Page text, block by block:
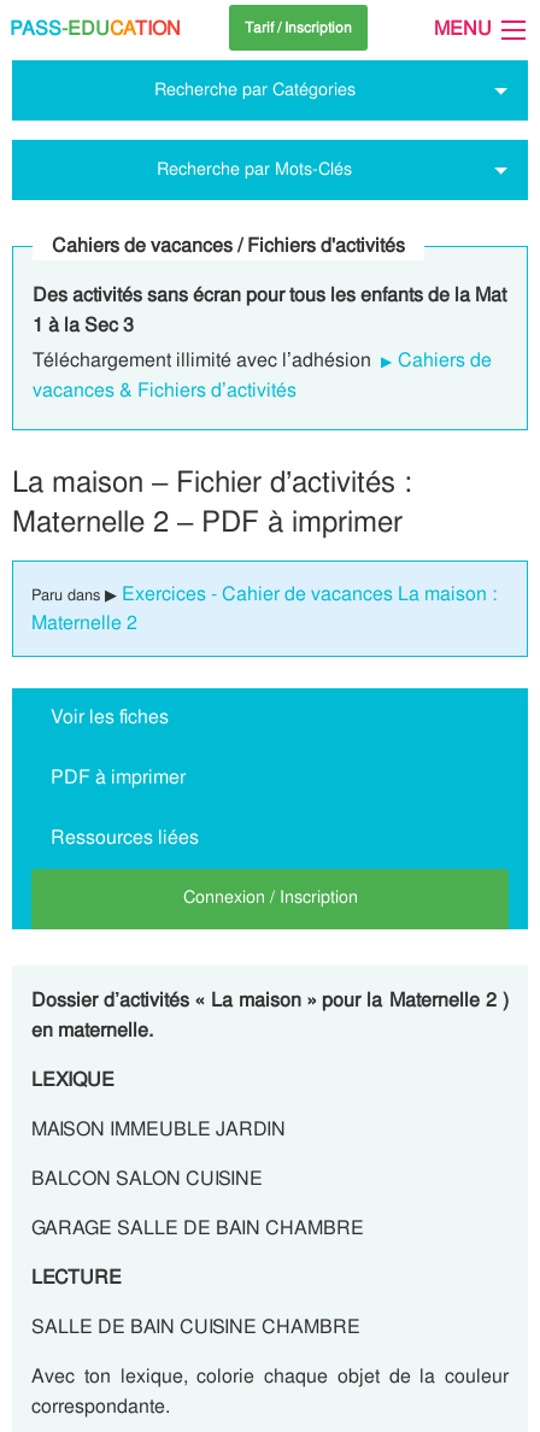
PASS-EDUCATION Tarif / Inscription MENU
Recherche par Catégories
Recherche par Mots-Clés
Cahiers de vacances / Fichiers d'activités
Des activités sans écran pour tous les enfants de la Mat
1 à la Sec 3
Téléchargement illimité avec l’adhésion
Cahiers de
vacances & Fichiers d’activités
La maison – Fichier d’activités :
Maternelle 2 – PDF à imprimer
Paru dans ▶ Exercices - Cahier de vacances La maison :
Maternelle 2
Voir les fiches
PDF à imprimer
Ressources liées
Connexion / Inscription
Dossier d’activités « La maison » pour la Maternelle 2 )
en maternelle.
LEXIQUE
MAISON IMMEUBLE JARDIN
BALCON SALON CUISINE
GARAGE SALLE DE BAIN CHAMBRE
LECTURE
SALLE DE BAIN CUISINE CHAMBRE
Avec ton lexique, colorie chaque objet de la couleur
correspondante.